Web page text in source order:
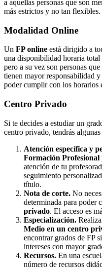
a aquellas personas que son
más estrictos y no tan flexibles.
Modalidad Online
Un FP online está dirigido a
una disponibilidad horaria
pero a su vez son personas
tienen mayor responsabilidad
poder cumplir con los horarios
Centro Privado
Si te decides a estudiar un
centro privado, tendrás
Atención específica y
Formación Profesional
atención de tu
seguimiento
título.
Nota de corte. No
determinada para poder
privado. El acceso es
Especialización.
Medio en un centro
encontrar grados de FP
intereses con mayor
Recursos. En una
número de recursos